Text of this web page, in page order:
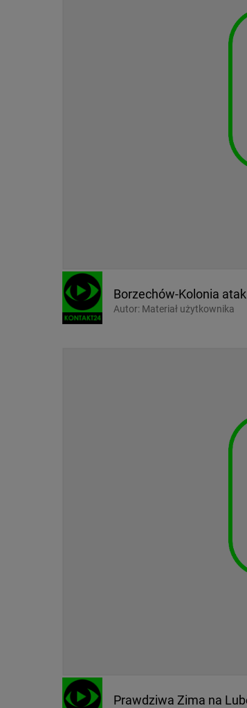
Borzechów-Kolonia
Autor: Materiał użytkownika
Prawdziwa Zima na